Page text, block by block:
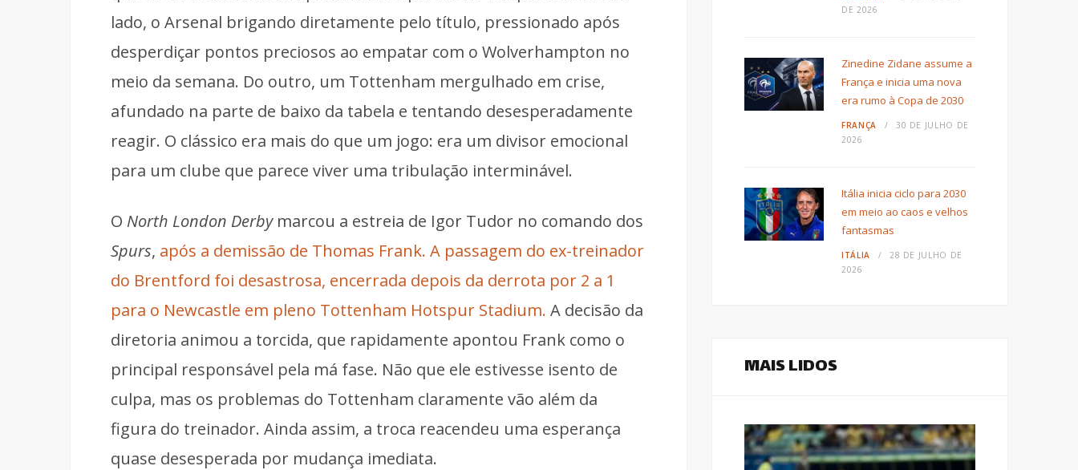
lado, o Arsenal brigando diretamente pelo título, pressionado após
desperdiçar pontos preciosos ao empatar com o Wolverhampton no
meio da semana. Do outro, um Tottenham mergulhado em crise,
afundado na parte de baixo da tabela e tentando desesperadamente
reagir. O clássico era mais do que um jogo: era um divisor emocional
para um clube que parece viver uma tribulação interminável.
O North London Derbymarcou a estreia de Igor Tudor no comando dos
Spurs, após a demissão de Thomas Frank. A passagem do ex-treinador
do Brentford foi desastrosa, encerrada depois da derrota por 2 a 1
para o Newcastle em pleno Tottenham Hotspur Stadium. A decisão da
diretoria animou a torcida, que rapidamente apontou Frank como o
principal responsável pela má fase. Não que ele estivesse isento de
culpa, mas os problemas do Tottenham claramente vão além da
figura do treinador. Ainda assim, a troca reacendeu uma esperança
quase desesperada por mudança imediata.
DE 2026
Zinedine Zidane assume a
França e inicia uma nova
era rumo à Copa de 2030
FRANÇA
30 DE JULHO DE
2026
Itália inicia ciclo para 2030
em meio ao caos e velhos
fantasmas
ITÁLIA
28 DE JULHO DE
2026
MAIS LIDOS